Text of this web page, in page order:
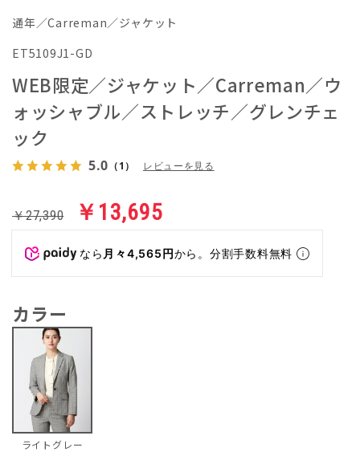
通年／Carreman／ジャケット
ET5109J1-GD
WEB限定／ジャケット／Carreman／ウ
ォッシャブル／ストレッチ／グレンチェ
ック
5.0 （1） レビューを見る
￥27,390 ￥13,695
なら 月々4,565円から。分割手数料無料
カラー
ライトグレー